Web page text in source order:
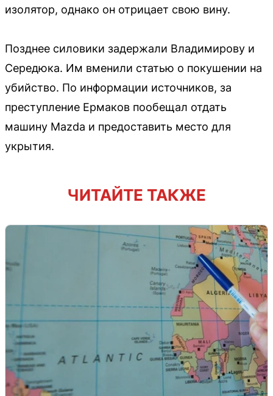
изолятор, однако он отрицает свою вину.
Позднее силовики задержали Владимирову и
Середюка. Им вменили статью о покушении на
убийство. По информации источников, за
преступление Ермаков пообещал отдать
машину Mazda и предоставить место для
укрытия.
ЧИТАЙТЕ ТАКЖЕ